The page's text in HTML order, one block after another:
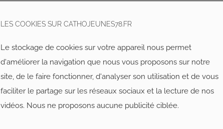
LES COOKIES SUR CATHOJEUNES78.FR
Le stockage de cookies sur votre appareil nous permet
d'améliorer la navigation que nous vous proposons sur notre
site, de le faire fonctionner, d'analyser son utilisation et de vous
faciliter le partage sur les réseaux sociaux et la lecture de nos
vidéos. Nous ne proposons aucune publicité ciblée.